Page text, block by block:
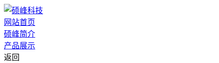
网站首页
硕峰简介
产品展示
返回